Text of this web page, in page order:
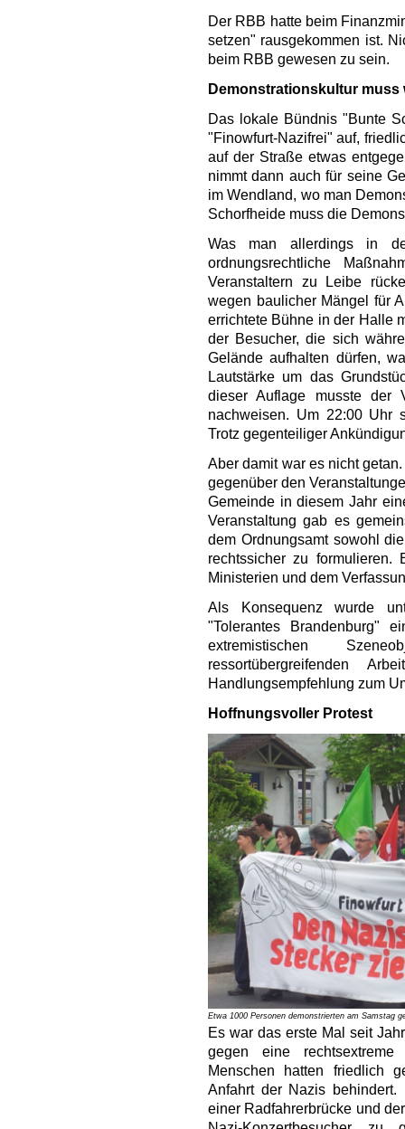
Der RBB hatte beim
setzen" rausgekommen ist.
beim RBB gewesen zu sein.
Demonstrationskultur muss
Das lokale Bündnis "Bunte
"Finowfurt-Nazifrei" auf,
auf der Straße etwas
nimmt dann auch für seine
im Wendland, wo man
Schorfheide muss die
Was man allerdings in
ordnungsrechtliche
Veranstaltern zu Leibe
wegen baulicher Mängel für
errichtete Bühne in der Halle
der Besucher, die sich
Gelände aufhalten dürfen,
Lautstärke um das
dieser Auflage musste der
nachweisen. Um 22:00 Uhr
Trotz gegenteiliger
Aber damit war es nicht
gegenüber den
Gemeinde in diesem Jahr
Veranstaltung gab es
dem Ordnungsamt sowohl
rechtssicher zu formulieren.
Ministerien und dem
Als Konsequenz wurde
"Tolerantes Brandenburg"
extremistischen
ressortübergreifenden
Handlungsempfehlung zum
Hoffnungsvoller Protest
Etwa 1000 Personen demonstrierten am Samstag
Es war das erste Mal seit
gegen eine
Menschen hatten friedlich
Anfahrt der Nazis behindert.
einer Radfahrerbrücke und